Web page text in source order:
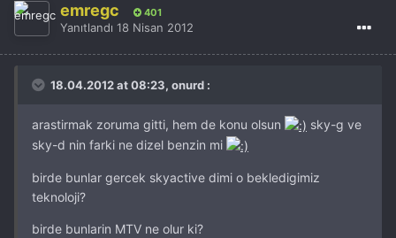
emregc 401
Yanıtlandı 18 Nisan 2012
18.04.2012 at 08:23, onurd :
arastirmak zoruma gitti, hem de konu olsun
sky-g ve
sky-d nin farki ne dizel benzin mi
birde bunlar gercek skyactive dimi o bekledigimiz
teknoloji?
birde bunlarin MTV ne olur ki?